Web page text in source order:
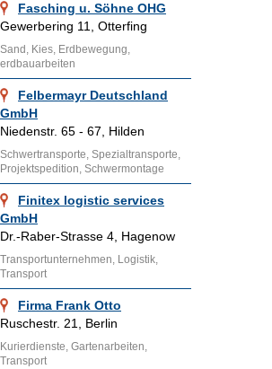
Fasching u. Söhne OHG
Gewerbering 11, Otterfing
Sand, Kies, Erdbewegung,
erdbauarbeiten
Felbermayr Deutschland
GmbH
Niedenstr. 65 - 67, Hilden
Schwertransporte, Spezialtransporte,
Projektspedition, Schwermontage
Finitex logistic services
GmbH
Dr.-Raber-Strasse 4, Hagenow
Transportunternehmen, Logistik,
Transport
Firma Frank Otto
Ruschestr. 21, Berlin
Kurierdienste, Gartenarbeiten,
Transport